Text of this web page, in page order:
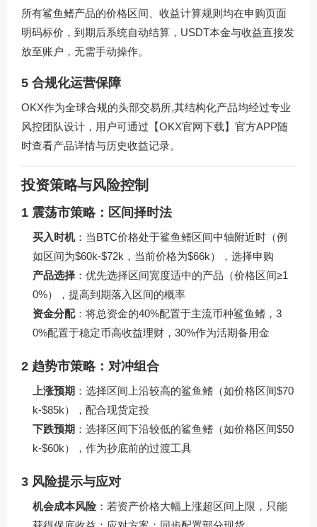
所有鲨鱼鳍产品的价格区间、收益计算规则均在申购页面
明码标价，到期后系统自动结算，USDT本金与收益直接发
放至账户，无需手动操作。
5 合规化运营保障
OKX作为全球合规的头部交易所,其结构化产品均经过专业
风控团队设计，用户可通过【OKX官网下载】官方APP随
时查看产品详情与历史收益记录。
投资策略与风险控制
1 震荡市策略：区间择时法
买入时机：当BTC价格处于鲨鱼鳍区间中轴附近时（例
如区间为$60k-$72k，当前价格为$66k），选择申购
产品选择 ：优先选择区间宽度适中的产品（价格区间≥1
0%），提高到期落入区间的概率
资金分配：将总资金的40%配置于主流币种鲨鱼鳍，3
0%配置于稳定币高收益理财，30%作为活期备用金
2 趋势市策略：对冲组合
上涨预期 ：选择区间上沿较高的鲨鱼鳍（如价格区间$70
k-$85k），配合现货定投
下跌预期 ：选择区间下沿较低的鲨鱼鳍（如价格区间$50
k-$60k），作为抄底前的过渡工具
3 风险提示与应对
机会成本风险：若资产价格大幅上涨超区间上限，只能